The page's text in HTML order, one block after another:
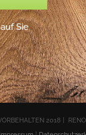
Sie
2018 |